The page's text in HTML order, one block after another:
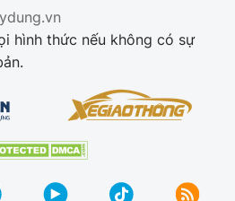
hình thức nếu không có sự